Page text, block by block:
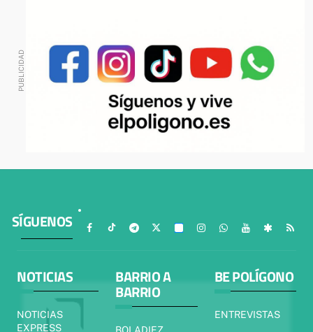
SÍGUENOS
NOTICIAS
NOTICIAS
EXPRESS
BARRIO A
BARRIO
BE POLÍGONO
ENTREVISTAS